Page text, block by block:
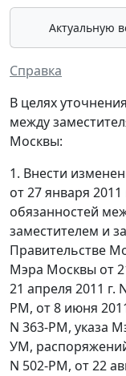
Актуальную
Справка
В целях
между
Москвы:
1. Внести
от 27 января
обязанностей
заместителем и
Правительстве
Мэра Москвы от
21 апреля 2011 г.
РМ, от 8 июня
N 363-РМ, указа
УМ,
N 502-РМ, от 22